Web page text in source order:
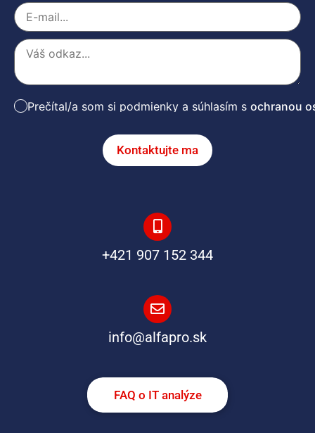
Prečítal/a som si podmienky a súhlasím sochranou
Kontaktujte ma
+421 907 152 344
info@alfapro.sk
FAQ o IT analýze